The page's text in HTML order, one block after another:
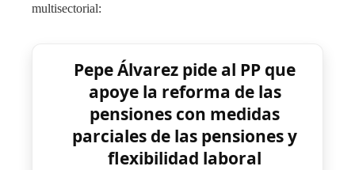
multisectorial:
Pepe Álvarez pide al PP que
apoye la reforma de las
pensiones con medidas
parciales de las pensiones y
flexibilidad laboral